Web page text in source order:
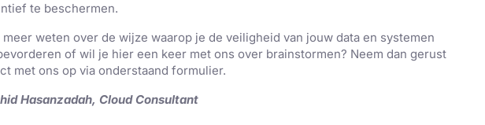
te beschermen.
weten over de wijze waarop je de veiligheid van jouw data en systemen
of wil je hier een keer met ons over brainstormen? Neem dan gerust
met ons op via onderstaand formulier.
Hasanzadah, Cloud Consultant